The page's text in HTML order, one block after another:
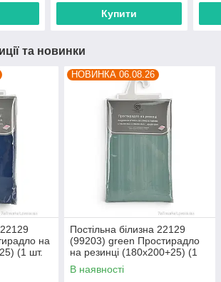
Купити
та новинки
на
(1 шт.
НОВИНКА 06.08.26
Постільна білизна 22129
(99203) green Простирадло
на резинці (180x200+25) (1
шт. р.сітка One size) "Obuvok"
оптом від прямого
В наявності